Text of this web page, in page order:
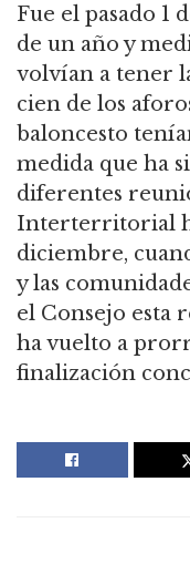
Fue el pasado 1
de un año y
volvían a tener
cien de los
baloncesto
medida que ha
diferentes
Interterritorial
diciembre,
y las
el Consejo esta
ha vuelto a
finalización